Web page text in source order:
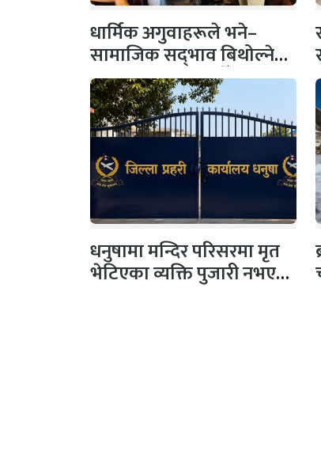
धार्मिक अगुवाहरूले भने–
सामाजिक सद्‌भाव बिथोल्ने
कार्यमा संलग्न नहोऔँ
धनुषामा मन्दिर परिसरमा मृत
भेटिएका व्यक्ति पुजारी नभएको
प्रहरीको स्पष्टिकरण